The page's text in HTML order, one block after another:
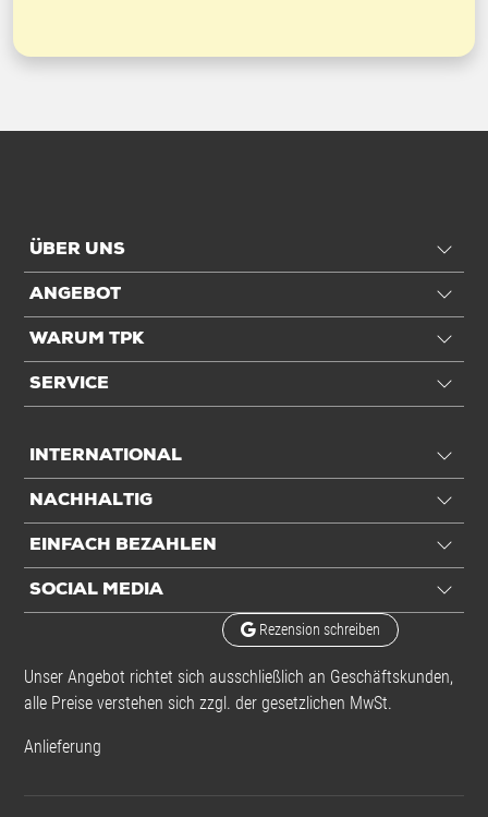
ÜBER UNS
ANGEBOT
WARUM TPK
SERVICE
INTERNATIONAL
NACHHALTIG
EINFACH BEZAHLEN
SOCIAL MEDIA
Rezension schreiben
Unser Angebot richtet sich ausschließlich an Geschäftskunden,
alle Preise verstehen sich zzgl. der gesetzlichen MwSt.
Anlieferung